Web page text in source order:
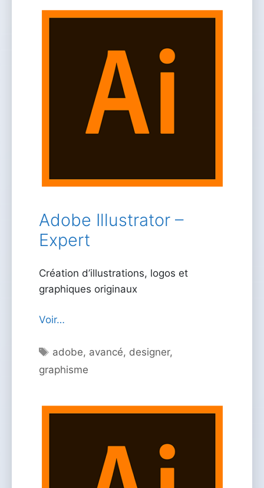
Adobe Illustrator –
Expert
Création d’illustrations, logos et
graphiques originaux
Voir…
Étiquettes
adobe, avancé, designer,
graphisme